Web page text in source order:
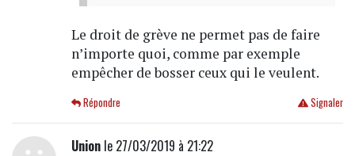
Le droit de grève ne permet pas de faire
n’importe quoi, comme par exemple
empêcher de bosser ceux qui le veulent.
Signaler
Répondre
Unionle 27/03/2019 à 21:22